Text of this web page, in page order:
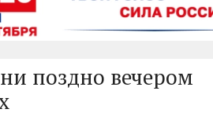
поздно вечером